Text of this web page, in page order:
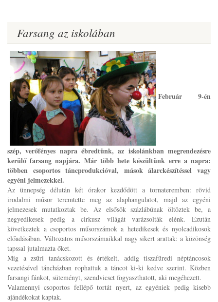
Farsang az iskolában
Február 9-én
szép, verőfényes napra ébredtünk, az iskolánkban megrendezésre
kerülő farsang napjára. Már több hete készültünk erre a napra:
többen csoportos táncprodukcióval, mások álarckészítéssel vagy
egyéni jelmezekkel.
Az ünnepség délután két órakor kezdődött a tornateremben: rövid
irodalmi műsor teremtette meg az alaphangulatot, majd az egyéni
jelmezesek mutatkoztak be. Az elsősök százlábúnak öltöztek be, a
negyedikesek pedig a cirkusz világát varázsolták elénk. Ezután
következtek a csoportos műsorszámok a hetedikesek és nyolcadikosok
előadásában. Változatos műsorszámaikkal nagy sikert arattak: a közönség
tapssal jutalmazta őket.
Míg a zsűri tanácskozott és értékelt, addig tiszafüredi néptáncosok
vezetésével táncházban rophattuk a táncot ki-ki kedve szerint. Közben
farsangi fánkot, süteményt, szendvicset fogyaszthatott, aki megéhezett.
Valamennyi csoportos fellépő tortát nyert, az egyéniek pedig kisebb
ajándékokat kaptak.